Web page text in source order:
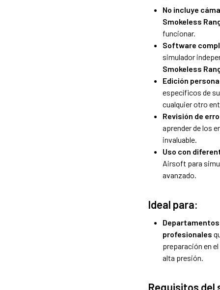
No incluye
Smokeless
funcionar.
Software
simulador
Smokeless
Edición
específicos de
cualquier otro
Revisión de
aprender de los
invaluable.
Uso con
Airsoft para
avanzado.
Ideal para:
profesionales
preparación en
alta presión.
Requisitos del